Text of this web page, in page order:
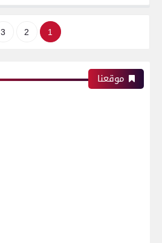
1
2
3
موقعنا